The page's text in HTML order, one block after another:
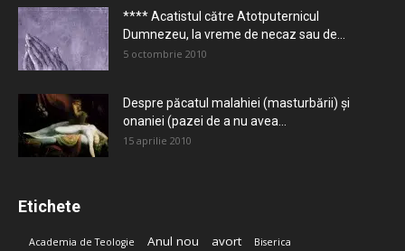
**** Acatistul către Atotputernicul
Dumnezeu, la vreme de necaz sau de...
5 octombrie 2010
Despre păcatul malahiei (masturbării) şi
onaniei (pazei de a nu avea...
15 aprilie 2010
Etichete
Academia de Teologie Anul nou avort Biserica